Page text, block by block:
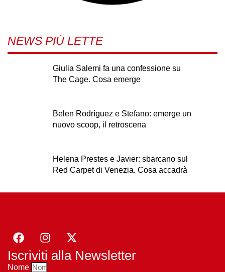
NEWS PIÙ LETTE
Giulia Salemi fa una confessione su
The Cage. Cosa emerge
Belen Rodríguez e Stefano: emerge un
nuovo scoop, il retroscena
Helena Prestes e Javier: sbarcano sul
Red Carpet di Venezia. Cosa accadrà
Iscriviti alla Newsletter
Nome